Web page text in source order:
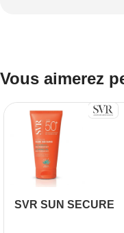
Vous aimerez
SVR SUN SECURE